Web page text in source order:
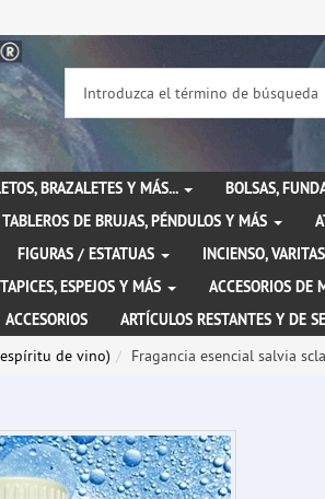
BRAZALETES Y MÁS...
BOLSAS,
DE BRUJAS, PÉNDULOS Y MÁS
FIGURAS / ESTATUAS
INCIENSO,
TAPICES, ESPEJOS Y MÁS ACCESORIOS DE
ACCESORIOS
ARTÍCULOS RESTANTES Y DE
de vino) Fragancia esencial salvia